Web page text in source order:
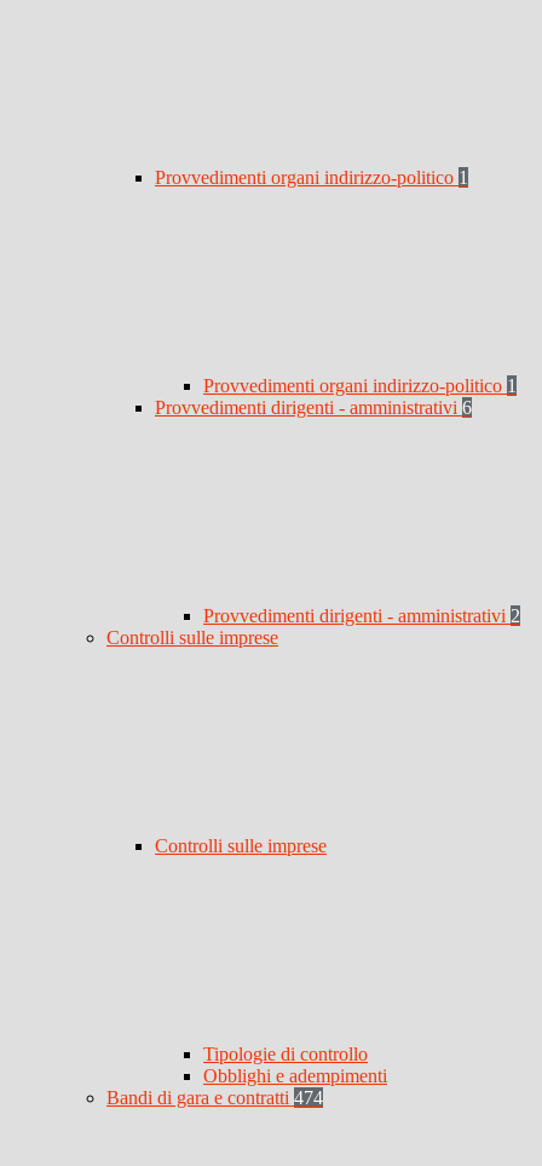
Provvedimenti organi indirizzo-politico 1
Provvedimenti organi indirizzo-politico 1
Provvedimenti dirigenti - amministrativi 6
Provvedimenti dirigenti - amministrativi 2
Controlli sulle imprese
Controlli sulle imprese
Tipologie di controllo
Obblighi e adempimenti
Bandi di gara e contratti 474